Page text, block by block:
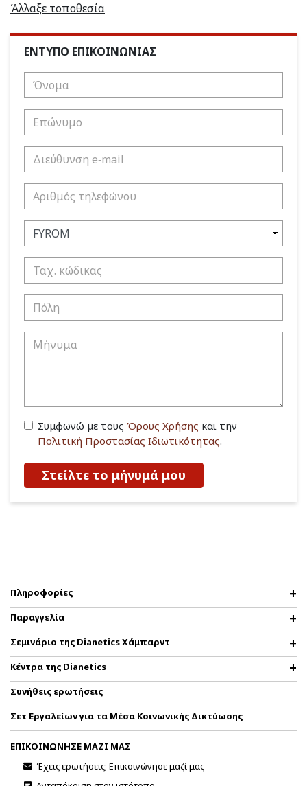
Άλλαξε τοποθεσία
ΕΝΤΥΠΟ ΕΠΙΚΟΙΝΩΝΙΑΣ
Συμφωνώ με τους Όρους Χρήσης και την
Πολιτική Προστασίας Ιδιωτικότητας.
Στείλτε το μήνυμά μου
Πληροφορίες
Παραγγελία
Σεμινάριο της Dianetics Χάμπαρντ
Κέντρα της Dianetics
Συνήθεις ερωτήσεις
Σετ Εργαλείων για τα Μέσα Κοινωνικής Δικτύωσης
ΕΠΙΚΟΙΝΩΝΗΣΕ ΜΑΖΙ ΜΑΣ
Έχεις ερωτήσεις; Επικοινώνησε μαζί μας